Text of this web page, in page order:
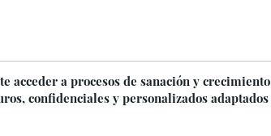
acceder a procesos de sanación y crecimiento
confidenciales y personalizados adaptados